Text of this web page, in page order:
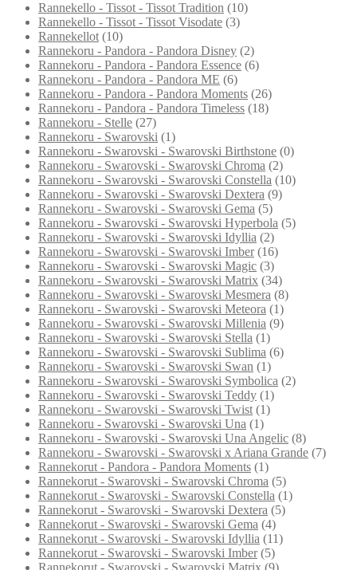
Rannekello - Tissot - Tissot Tradition (10)
Rannekello - Tissot - Tissot Visodate (3)
Rannekellot (10)
Rannekoru - Pandora - Pandora Disney (2)
Rannekoru - Pandora - Pandora Essence (6)
Rannekoru - Pandora - Pandora ME (6)
Rannekoru - Pandora - Pandora Moments (26)
Rannekoru - Pandora - Pandora Timeless (18)
Rannekoru - Stelle (27)
Rannekoru - Swarovski (1)
Rannekoru - Swarovski - Swarovski Birthstone (0)
Rannekoru - Swarovski - Swarovski Chroma (2)
Rannekoru - Swarovski - Swarovski Constella (10)
Rannekoru - Swarovski - Swarovski Dextera (9)
Rannekoru - Swarovski - Swarovski Gema (5)
Rannekoru - Swarovski - Swarovski Hyperbola (5)
Rannekoru - Swarovski - Swarovski Idyllia (2)
Rannekoru - Swarovski - Swarovski Imber (16)
Rannekoru - Swarovski - Swarovski Magic (3)
Rannekoru - Swarovski - Swarovski Matrix (34)
Rannekoru - Swarovski - Swarovski Mesmera (8)
Rannekoru - Swarovski - Swarovski Meteora (1)
Rannekoru - Swarovski - Swarovski Millenia (9)
Rannekoru - Swarovski - Swarovski Stella (1)
Rannekoru - Swarovski - Swarovski Sublima (6)
Rannekoru - Swarovski - Swarovski Swan (1)
Rannekoru - Swarovski - Swarovski Symbolica (2)
Rannekoru - Swarovski - Swarovski Teddy (1)
Rannekoru - Swarovski - Swarovski Twist (1)
Rannekoru - Swarovski - Swarovski Una (1)
Rannekoru - Swarovski - Swarovski Una Angelic (8)
Rannekoru - Swarovski - Swarovski x Ariana Grande (7)
Rannekorut - Pandora - Pandora Moments (1)
Rannekorut - Swarovski - Swarovski Chroma (5)
Rannekorut - Swarovski - Swarovski Constella (1)
Rannekorut - Swarovski - Swarovski Dextera (5)
Rannekorut - Swarovski - Swarovski Gema (4)
Rannekorut - Swarovski - Swarovski Idyllia (11)
Rannekorut - Swarovski - Swarovski Imber (5)
Rannekorut - Swarovski - Swarovski Matrix (9)